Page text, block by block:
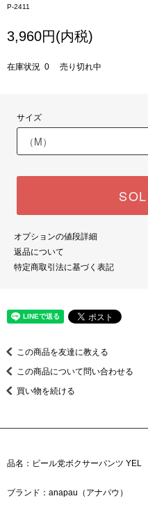
P-2411
3,960円(内税)
在庫状況 0 売り切れ中
サイズ
オプションの値段詳細
返品について
特定商取引法に基づく表記
この商品を友達に教える
この商品について問い合わせる
買い物を続ける
品名：ビール党ボクサーパンツ YEL
ブランド：anapau（アナパウ）